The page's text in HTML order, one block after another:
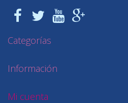
Categorías
Información
Mi cuenta